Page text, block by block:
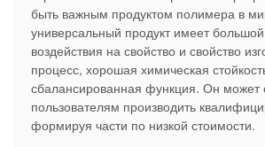
быть важным продуктом полимера в
универсальный продукт имеет большой
воздействия на свойство и свойство
процесс, хорошая химическая
сбалансированная функция. Он может
пользователям производить
формируя части по низкой стоимости.